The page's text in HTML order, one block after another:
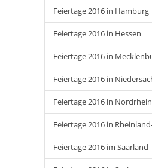
Feiertage 2016 in Hamburg
Feiertage 2016 in Hessen
Feiertage 2016 in
Feiertage 2016 in
Feiertage 2016 in
Feiertage 2016 in
Feiertage 2016 im Saarland